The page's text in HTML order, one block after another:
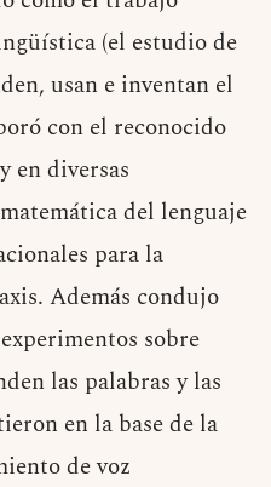
(el estudio de
usan e inventan el
con el reconocido
en diversas
del lenguaje
para la
Además condujo
sobre
las palabras y las
en la base de la
de voz